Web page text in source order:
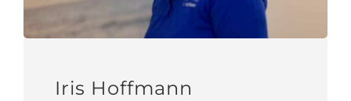
Iris Hoffmann